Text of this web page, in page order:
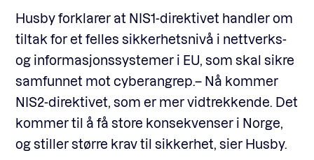
Husby forklarer at NIS1-direktivet handler om
tiltak for et felles sikkerhetsnivå i nettverks-
og informasjonssystemer i EU, som skal sikre
samfunnet mot cyberangrep.– Nå kommer
NIS2-direktivet, som er mer vidtrekkende. Det
kommer til å få store konsekvenser i Norge,
og stiller større krav til sikkerhet, sier Husby.